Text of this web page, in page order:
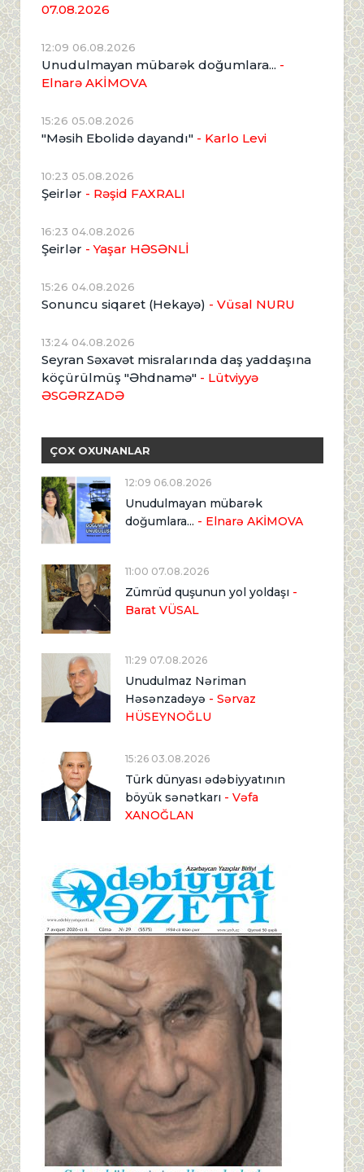
07.08.2026
12:09 06.08.2026
Unudulmayan mübarək doğumlara... -
Elnarə AKİMOVA
15:26 05.08.2026
"Məsih Ebolidə dayandı" - Karlo Levi
10:23 05.08.2026
Şeirlər - Rəşid FAXRALI
16:23 04.08.2026
Şeirlər - Yaşar HƏSƏNLİ
15:26 04.08.2026
Sonuncu siqaret (Hekayə) - Vüsal NURU
13:24 04.08.2026
Seyran Səxavət misralarında daş yaddaşına
köçürülmüş "Əhdnamə" - Lütviyyə
ƏSGƏRZADƏ
ÇOX OXUNANLAR
12:09 06.08.2026
Unudulmayan mübarək
doğumlara... - Elnarə AKİMOVA
11:00 07.08.2026
Zümrüd quşunun yol yoldaşı -
Barat VÜSAL
11:29 07.08.2026
Unudulmaz Nəriman
Həsənzadəyə - Sərvaz
HÜSEYNOĞLU
15:26 03.08.2026
Türk dünyası ədəbiyyatının
böyük sənətkarı - Vəfa
XANOĞLAN